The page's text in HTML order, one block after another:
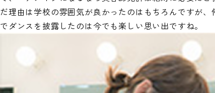
だ理由は学校の雰囲気が良かったのはもちろんですが
でダンスを披露したのは今でも楽しい思い出ですね。